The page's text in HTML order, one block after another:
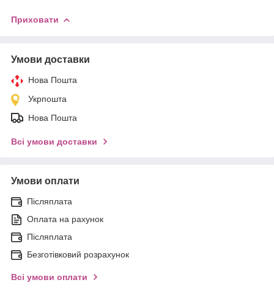
Приховати
Умови доставки
Нова Пошта
Укрпошта
Нова Пошта
Всі умови доставки
Умови оплати
Післяплата
Оплата на рахунок
Післяплата
Безготівковий розрахунок
Всі умови оплати